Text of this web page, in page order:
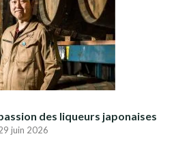
des liqueurs japonaises
juin 2026